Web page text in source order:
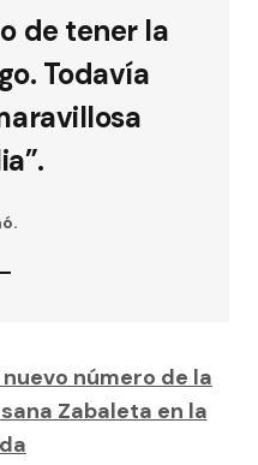
de tener la
Todavía
número de la
Zabaleta en la